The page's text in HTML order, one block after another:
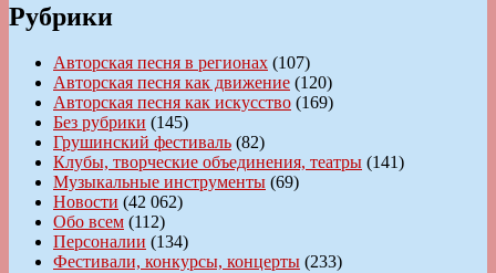
Рубрики
Авторская песня в регионах (107)
Авторская песня как движение (120)
Авторская песня как искусство (169)
Без рубрики (145)
Грушинский фестиваль (82)
Клубы, творческие объединения, театры (141)
Музыкальные инструменты (69)
Новости (42 062)
Обо всем (112)
Персоналии (134)
Фестивали, конкурсы, концерты (233)